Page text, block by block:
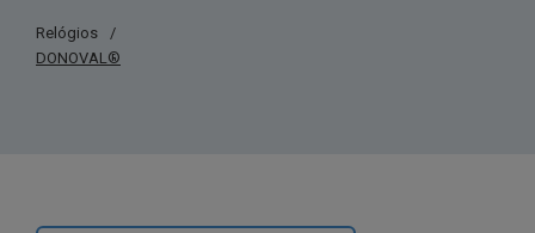
Relógios
/
DONOVAL®